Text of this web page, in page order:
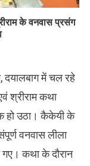
के वनवास प्रसंग
दयालबाग में चल रहे
श्रीराम कथा
हो उठा। कैकेयी के
वनवास लीला
गए। कथा के दौरान